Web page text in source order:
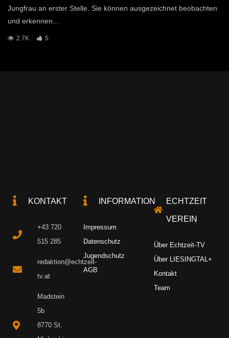
Jungfrau an erster Stelle. Sie können ausgezeichnet beobachten
und erkennen...
2.7K 5
KONTAKT
+43 720
515 285
redaktion@echtzeit-
tv.at
Madstein
5b
8770 St.
INFORMATION
Impressum
Datenschutz
Jugendschutz
AGB
ECHTZEIT
VEREIN
Über Echtzeit-TV
Über LIESINGTAL+
Kontakt
Team